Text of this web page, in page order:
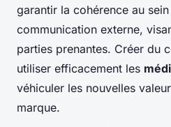
garantir la cohérence au
communication externe,
parties prenantes. Créer du
utiliser efficacement les
véhiculer les nouvelles
marque.